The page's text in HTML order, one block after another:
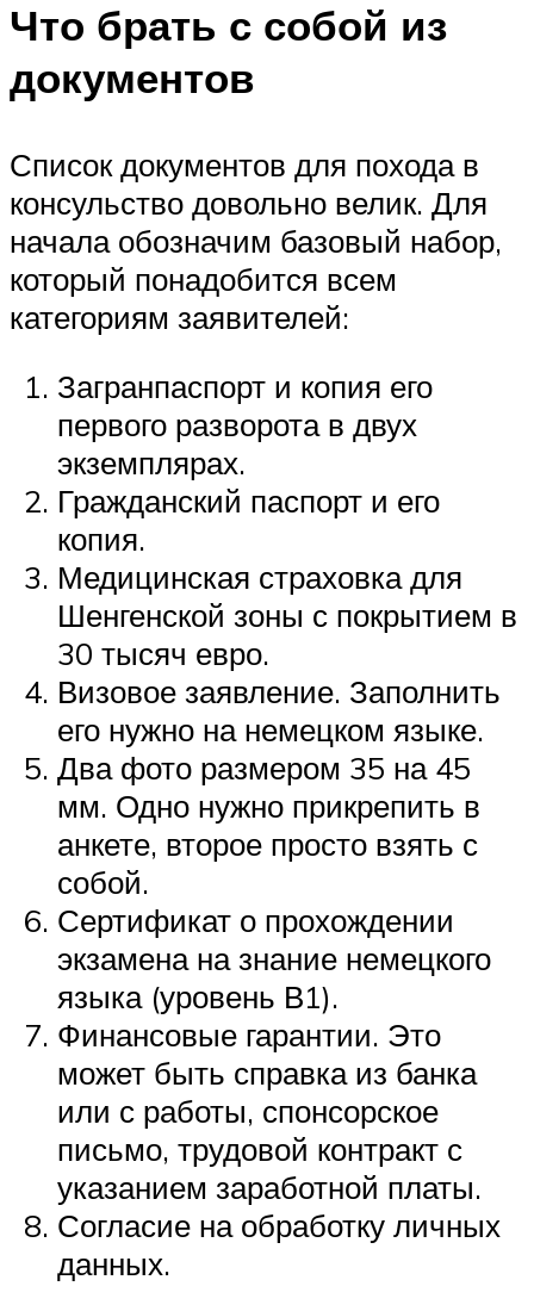
Что брать с собой из
документов
Список документов для похода в
консульство довольно велик. Для
начала обозначим базовый набор,
который понадобится всем
категориям заявителей:
Загранпаспорт и копия его
первого разворота в двух
экземплярах.
Гражданский паспорт и его
копия.
Медицинская страховка для
Шенгенской зоны с покрытием в
30 тысяч евро.
Визовое заявление. Заполнить
его нужно на немецком языке.
Два фото размером 35 на 45
мм. Одно нужно прикрепить в
анкете, второе просто взять с
собой.
Сертификат о прохождении
экзамена на знание немецкого
языка (уровень В1).
Финансовые гарантии. Это
может быть справка из банка
или с работы, спонсорское
письмо, трудовой контракт с
указанием заработной платы.
Согласие на обработку личных
данных.